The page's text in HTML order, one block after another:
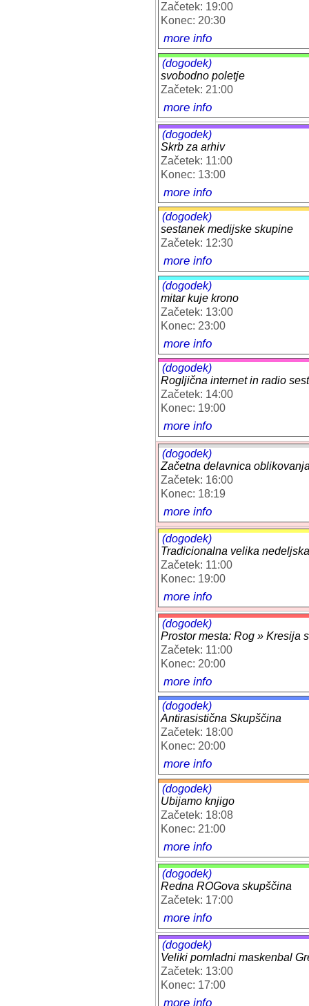
Začetek: 19:00
Konec: 20:30
more info
(dogodek)
svobodno poletje
Začetek: 21:00
more info
(dogodek)
Skrb za arhiv
Začetek: 11:00
Konec: 13:00
more info
(dogodek)
sestanek medijske skupine
Začetek: 12:30
more info
(dogodek)
mitar kuje krono
Začetek: 13:00
Konec: 23:00
more info
(dogodek)
Rogljična internet in radio
Začetek: 14:00
Konec: 19:00
more info
(dogodek)
Začetna delavnica
Začetek: 16:00
Konec: 18:19
more info
(dogodek)
Tradicionalna velika
Začetek: 11:00
Konec: 19:00
more info
(dogodek)
Prostor mesta: Rog » Kresija
Začetek: 11:00
Konec: 20:00
more info
(dogodek)
Antirasistična Skupščina
Začetek: 18:00
Konec: 20:00
more info
(dogodek)
Ubijamo knjigo
Začetek: 18:08
Konec: 21:00
more info
(dogodek)
Redna ROGova skupščina
Začetek: 17:00
more info
(dogodek)
Veliki pomladni maskenbal
Začetek: 13:00
Konec: 17:00
more info